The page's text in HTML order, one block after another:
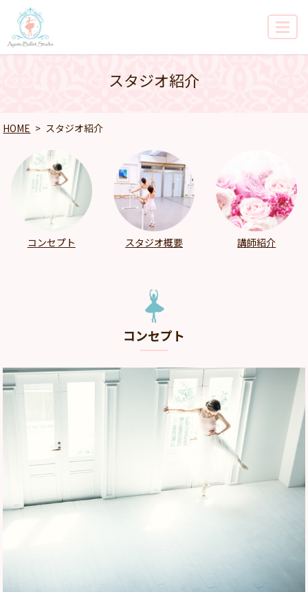
MENU
スタジオ紹介
HOME スタジオ紹介
コンセプト スタジオ概要 講師紹介
コンセプト